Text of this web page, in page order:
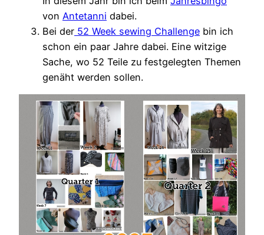
von Antetanni dabei.
Bei der 52 Week sewing Challenge bin ich
schon ein paar Jahre dabei. Eine witzige
Sache, wo 52 Teile zu festgelegten Themen
genäht werden sollen.